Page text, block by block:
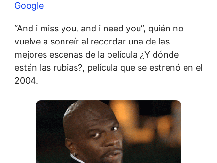
Google
“And i miss you, and i need you”, quién no
vuelve a sonreír al recordar una de las
mejores escenas de la película ¿Y dónde
están las rubias?, película que se estrenó en el
2004.